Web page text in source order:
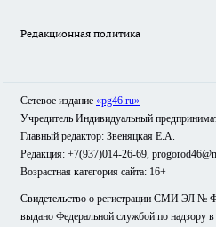
Редакционная политика
Сетевое издание «pg46.ru»
Учредитель Индивидуальный
Главный редактор: Звеняцкая Е.А.
Редакция: +7(937)014-26-69,
Возрастная категория сайта: 16+
Свидетельство о регистрации СМИ ЭЛ №
выдано Федеральной службой по надзору